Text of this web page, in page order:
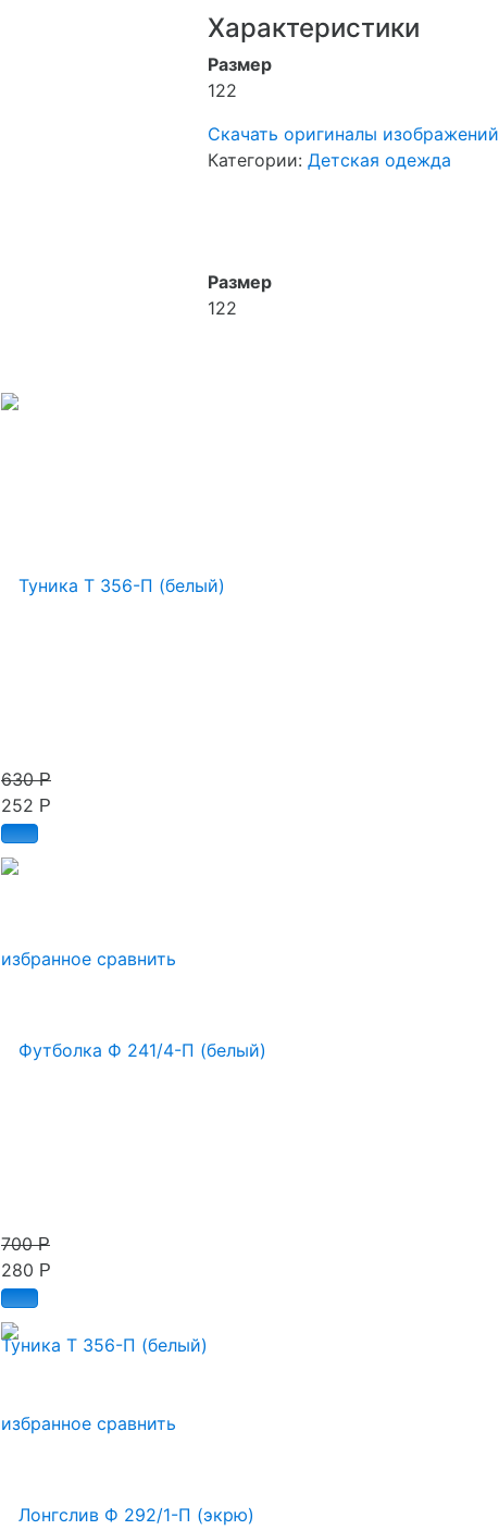
Характеристики
Размер
122
Скачать оригиналы изображений
Категории: Детская одежда
Размер
122
избранное сравнить
Туника Т 356-П (белый)
630Р
252 Р
избранное сравнить
700Р
280 Р